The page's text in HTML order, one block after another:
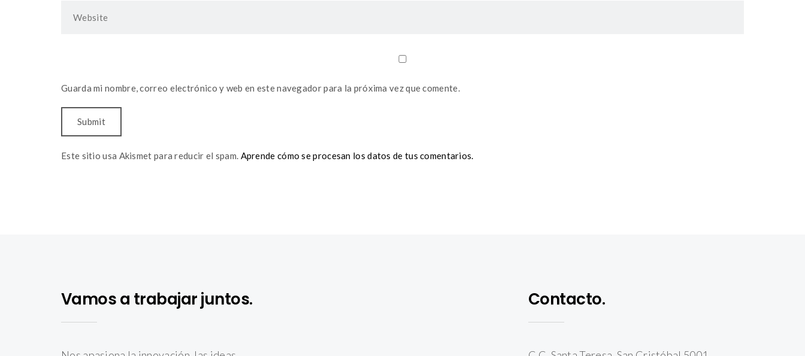
Guarda mi nombre, correo electrónico y web en este navegador para la próxima vez que comente.
Este sitio usa Akismet para reducir el spam. Aprende cómo se procesan los datos de tus comentarios.
Vamos a trabajar juntos. Contacto.